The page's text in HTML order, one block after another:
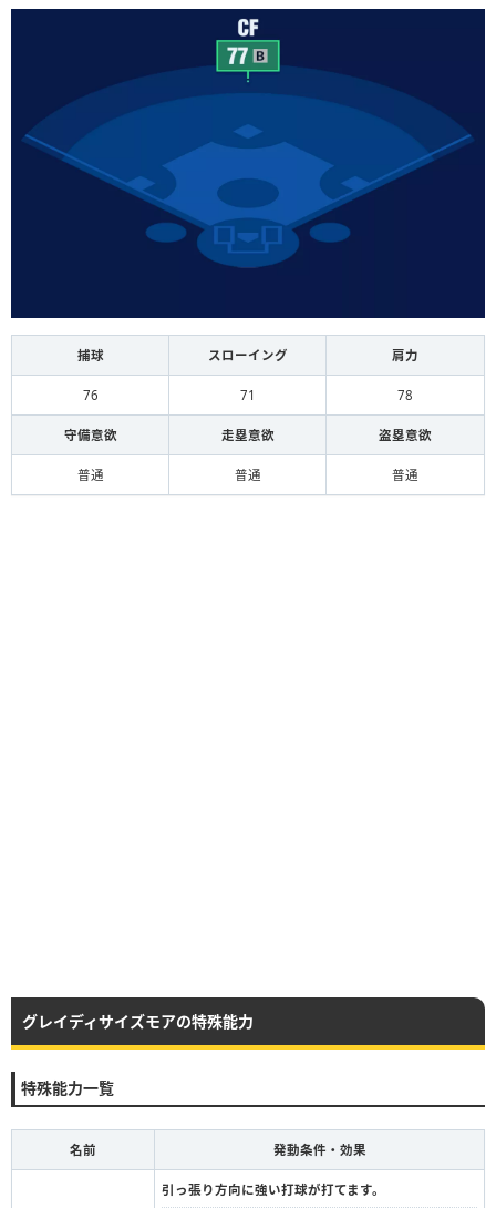
捕球 スローイング 肩力
76 71 78
守備意欲 走塁意欲 盗塁意欲
普通 普通 普通
グレイディサイズモアの特殊能力
特殊能力一覧
名前 発動条件・効果
引っ張り方向に強い打球が打てます。